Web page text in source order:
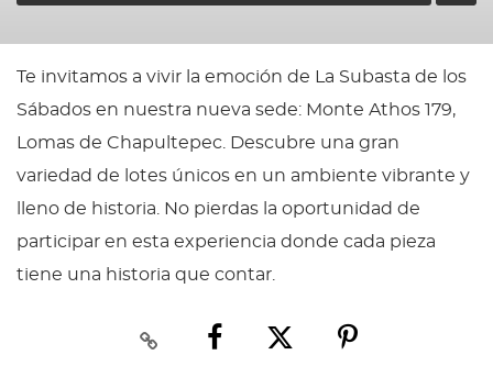
Te invitamos a vivir la emoción de La Subasta de los
Sábados en nuestra nueva sede: Monte Athos 179,
Lomas de Chapultepec. Descubre una gran
variedad de lotes únicos en un ambiente vibrante y
lleno de historia. No pierdas la oportunidad de
participar en esta experiencia donde cada pieza
tiene una historia que contar.